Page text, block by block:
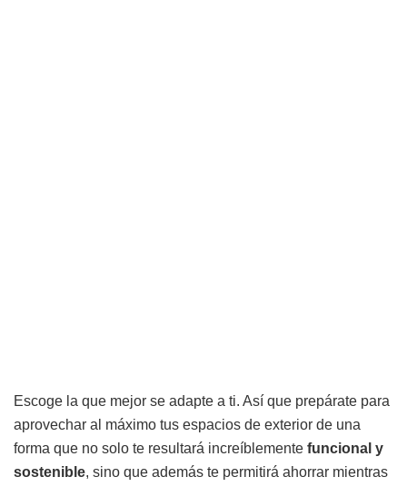
Escoge la que mejor se adapte a ti. Así que prepárate para
aprovechar al máximo tus espacios de exterior de una
forma que no solo te resultará increíblemente funcional y
sostenible, sino que además te permitirá ahorrar mientras